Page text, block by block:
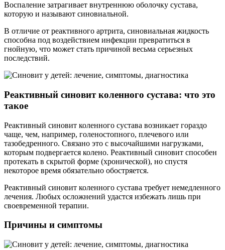
Воспаление затрагивает внутреннюю оболочку сустава,
которую и называют синовиальной.
В отличие от реактивного артрита, синовиальная жидкость
способна под воздействием инфекции превратиться в
гнойную, что может стать причиной весьма серьезных
последствий.
Реактивный синовит коленного сустава: что это
такое
Реактивный синовит коленного сустава возникает гораздо
чаще, чем, например, голеностопного, плечевого или
тазобедренного. Связано это с высочайшими нагрузками,
которым подвергается колено. Реактивный синовит способен
протекать в скрытой форме (хронической), но спустя
некоторое время обязательно обостряется.
Реактивный синовит коленного сустава требует немедленного
лечения. Любых осложнений удастся избежать лишь при
своевременной терапии.
Причины и симптомы